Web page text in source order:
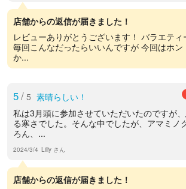
店舗からの返信が届きました！
レビューありがとうございます！ バラエテ
毎回こんなだったらいいんですが 今回はホ
か...
5/ 5 素晴らしい！
私は3月頭に参加させていただいたのですが
る寒さでした。そんな中でしたが、アマミノ
ろん、...
2024/3/4 Lilly さん
店舗からの返信が届きました！